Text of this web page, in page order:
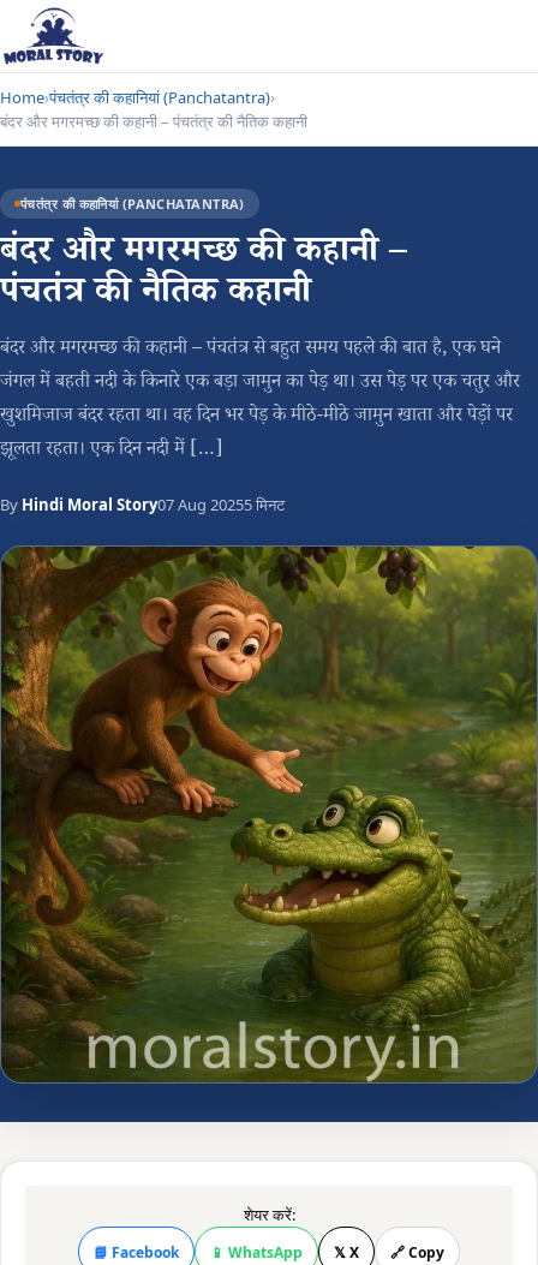
Home›पंचतंत्र की कहानियां (Panchatantra)›
बंदर और मगरमच्छ की कहानी – पंचतंत्र की नैतिक कहानी
पंचतंत्र की कहानियां (PANCHATANTRA)
बंदर और मगरमच्छ की कहानी –
पंचतंत्र की नैतिक कहानी
बंदर और मगरमच्छ की कहानी – पंचतंत्र से बहुत समय पहले की बात है, एक घने
जंगल में बहती नदी के किनारे एक बड़ा जामुन का पेड़ था। उस पेड़ पर एक चतुर और
खुशमिजाज बंदर रहता था। वह दिन भर पेड़ के मीठे-मीठे जामुन खाता और पेड़ों पर
झूलता रहता। एक दिन नदी में […]
By Hindi Moral Story07 Aug 20255 मिनट
शेयर करें:
📘 Facebook 📱 WhatsApp 𝕏 X 🔗 Copy